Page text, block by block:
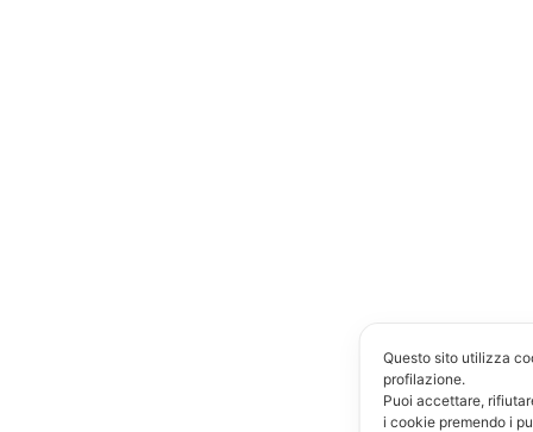
Questo sito utilizza
profilazione.
Puoi accettare,
i cookie premendo i